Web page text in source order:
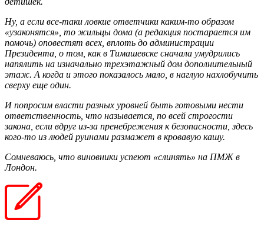
Ну, а если все-таки ловкие ответчики каким-то образом
«узаконятся», то жильцы дома (а редакция постарается им
помочь) оповестят всех, вплоть до администрации
Президента, о том, как в Тимашевске сначала умудрились
напялить на изначально трехэтажный дом дополнительный
этаж. А когда и этого показалось мало, в наглую нахлобучить
сверху еще один.
И попросим власти разных уровней быть готовыми нести
ответственность, что называется, по всей строгости
закона, если вдруг из-за пренебрежения к безопасности, здесь
кого-то из людей руинами размажет в кровавую кашу.
Сомневаюсь, что виновники успеют «слинять» на ПМЖ в
Лондон.